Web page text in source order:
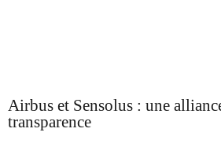
Airbus et Sensolus : une
transparence